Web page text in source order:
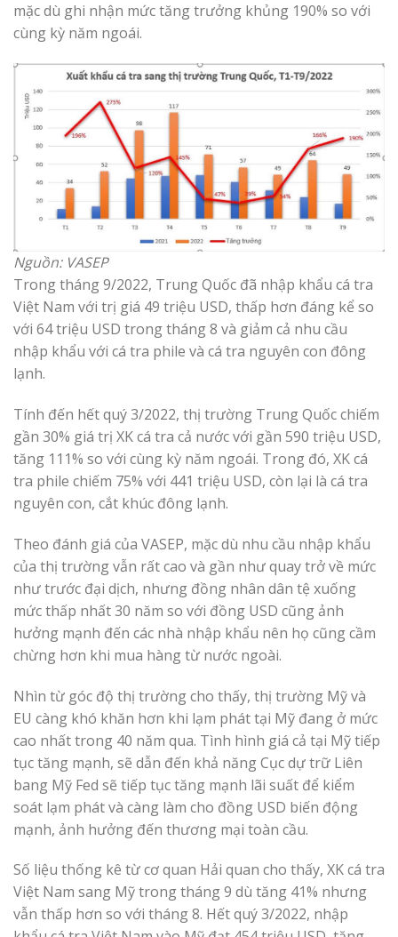
mặc dù ghi nhận mức tăng trưởng khủng 190% so với
cùng kỳ năm ngoái.
Nguồn: VASEP
Trong tháng 9/2022, Trung Quốc đã nhập khẩu cá tra
Việt Nam với trị giá 49 triệu USD, thấp hơn đáng kể so
với 64 triệu USD trong tháng 8 và giảm cả nhu cầu
nhập khẩu với cá tra phile và cá tra nguyên con đông
lạnh.
Tính đến hết quý 3/2022, thị trường Trung Quốc chiếm
gần 30% giá trị XK cá tra cả nước với gần 590 triệu USD,
tăng 111% so với cùng kỳ năm ngoái. Trong đó, XK cá
tra phile chiếm 75% với 441 triệu USD, còn lại là cá tra
nguyên con, cắt khúc đông lạnh.
Theo đánh giá của VASEP, mặc dù nhu cầu nhập khẩu
của thị trường vẫn rất cao và gần như quay trở về mức
như trước đại dịch, nhưng đồng nhân dân tệ xuống
mức thấp nhất 30 năm so với đồng USD cũng ảnh
hưởng mạnh đến các nhà nhập khẩu nên họ cũng cầm
chừng hơn khi mua hàng từ nước ngoài.
Nhìn từ góc độ thị trường cho thấy, thị trường Mỹ và
EU càng khó khăn hơn khi lạm phát tại Mỹ đang ở mức
cao nhất trong 40 năm qua. Tình hình giá cả tại Mỹ tiếp
tục tăng mạnh, sẽ dẫn đến khả năng Cục dự trữ Liên
bang Mỹ Fed sẽ tiếp tục tăng mạnh lãi suất để kiểm
soát lạm phát và càng làm cho đồng USD biến động
mạnh, ảnh hưởng đến thương mại toàn cầu.
Số liệu thống kê từ cơ quan Hải quan cho thấy, XK cá tra
Việt Nam sang Mỹ trong tháng 9 dù tăng 41% nhưng
vẫn thấp hơn so với tháng 8. Hết quý 3/2022, nhập